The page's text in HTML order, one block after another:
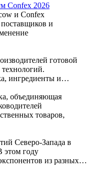
Confex 2026
и Confex
и
готовой
ингредиенты и…
объединяющая
товаров,
Северо-Запада в
этом году
из разных…